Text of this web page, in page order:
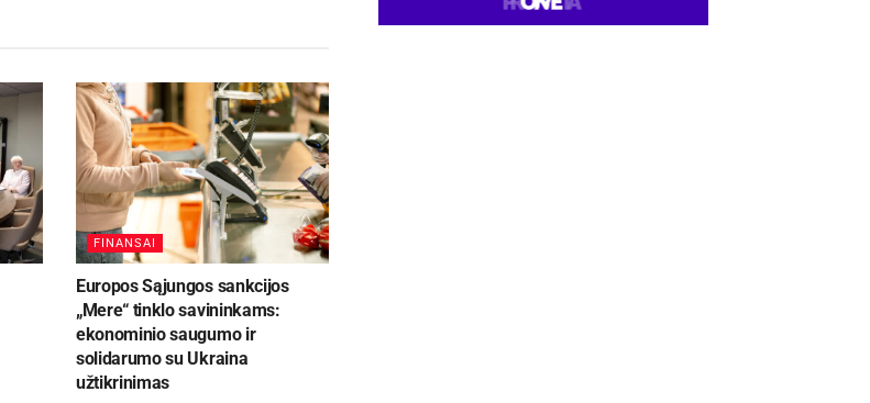
FINANSAI
Europos Sąjungos sankcijos
„Mere“ tinklo savininkams:
ekonominio saugumo ir
solidarumo su Ukraina
užtikrinimas